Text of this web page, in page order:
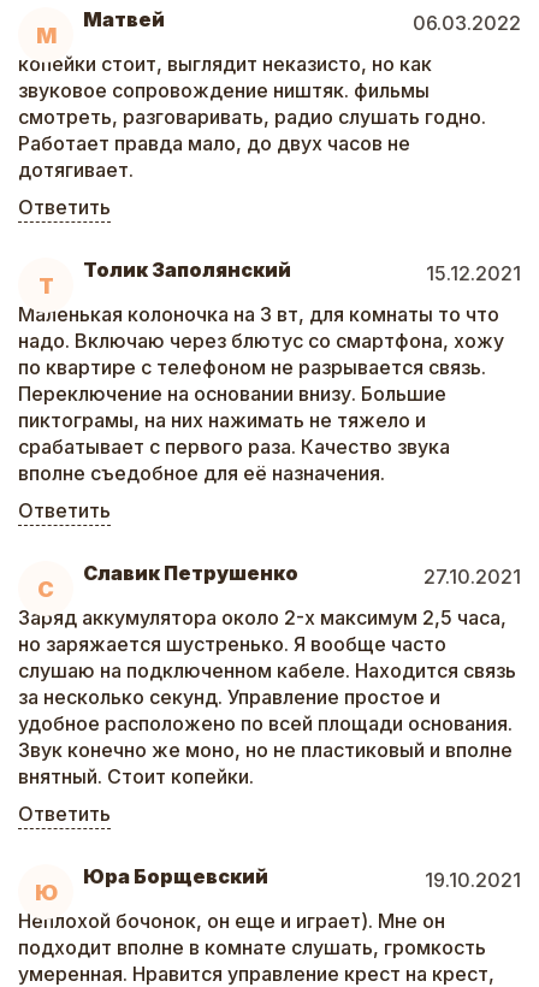
М
Матвей
06.03.2022
копейки стоит, выглядит неказисто, но как
звуковое сопровождение ништяк. фильмы
смотреть, разговаривать, радио слушать годно.
Работает правда мало, до двух часов не
дотягивает.
Ответить
Т
Толик Заполянский
15.12.2021
Маленькая колоночка на 3 вт, для комнаты то что
надо. Включаю через блютус со смартфона, хожу
по квартире с телефоном не разрывается связь.
Переключение на основании внизу. Большие
пиктограмы, на них нажимать не тяжело и
срабатывает с первого раза. Качество звука
вполне съедобное для её назначения.
Ответить
С
Славик Петрушенко
27.10.2021
Заряд аккумулятора около 2-х максимум 2,5 часа,
но заряжается шустренько. Я вообще часто
слушаю на подключенном кабеле. Находится связь
за несколько секунд. Управление простое и
удобное расположено по всей площади основания.
Звук конечно же моно, но не пластиковый и вполне
внятный. Стоит копейки.
Ответить
Ю
Юра Борщевский
19.10.2021
Неплохой бочонок, он еще и играет). Мне он
подходит вполне в комнате слушать, громкость
умеренная. Нравится управление крест на крест,